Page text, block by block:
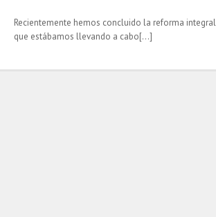
Recientemente hemos concluido la reforma integral
que estábamos llevando a cabo[…]